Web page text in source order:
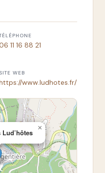
11 16 88 21
SITE WEB
www.ludhotes.fr/
×